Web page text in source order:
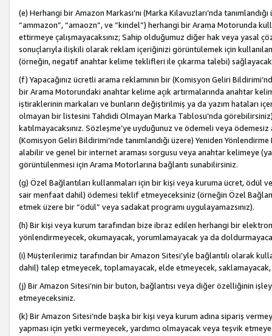
(e) Herhangi bir Amazon Markası’nı (Marka Kılavuzları’nda
“ammazon”, “amaozn”, ve “kindel”) herhangi bir Arama Motorunda
ettirmeye çalışmayacaksınız; Sahip olduğumuz diğer hak veya yasal
sonuçlarıyla ilişkili olarak reklam içeriğinizi görüntülemek için
(örneğin, negatif anahtar kelime teklifleri ile çıkarma talebi)
(f) Yapacağınız ücretli arama reklamının bir (Komisyon Geliri
bir Arama Motorundaki anahtar kelime açık artırmalarında anahtar
iştiraklerinin markaları ve bunların değiştirilmiş ya da yazım hataları
olmayan bir listesini Tahdidi Olmayan Marka Tablosu’nda
katılmayacaksınız. Sözleşme’ye uyduğunuz ve ödemeli veya
(Komisyon Geliri Bildirimi’nde tanımlandığı üzere) Yeniden
alabilir ve genel bir internet araması sorgusu veya anahtar kelimeye
görüntülenmesi için Arama Motorlarına bağlantı sunabilirsiniz.
(g) Özel Bağlantıları kullanmaları için bir kişi veya kuruma ücret, ödül
sair menfaat dahil) ödemesi teklif etmeyeceksiniz (örneğin Özel
etmek üzere bir “ödül” veya sadakat programı uygulayamazsınız).
(h) Bir kişi veya kurum tarafından bize ibraz edilen herhangi bir
yönlendirmeyecek, okumayacak, yorumlamayacak ya da
(i) Müşterilerimiz tarafından bir Amazon Sitesi’yle bağlantılı olarak
dahil) talep etmeyecek, toplamayacak, elde etmeyecek,
(j) Bir Amazon Sitesi’nin bir buton, bağlantısı veya diğer özelliğinin
etmeyeceksiniz.
(k) Bir Amazon Sitesi’nde başka bir kişi veya kurum adına sipariş
yapması için yetki vermeyecek, yardımcı olmayacak veya teşvik